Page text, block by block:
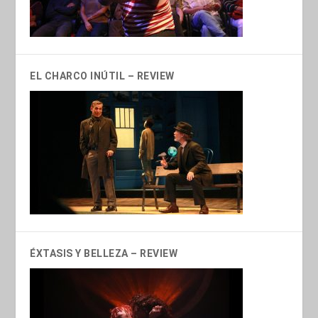
EL CHARCO INÚTIL – REVIEW
ÉXTASIS Y BELLEZA – REVIEW